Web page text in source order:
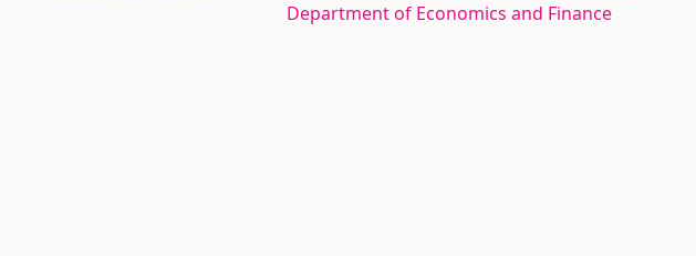
Department of Economics and Finance